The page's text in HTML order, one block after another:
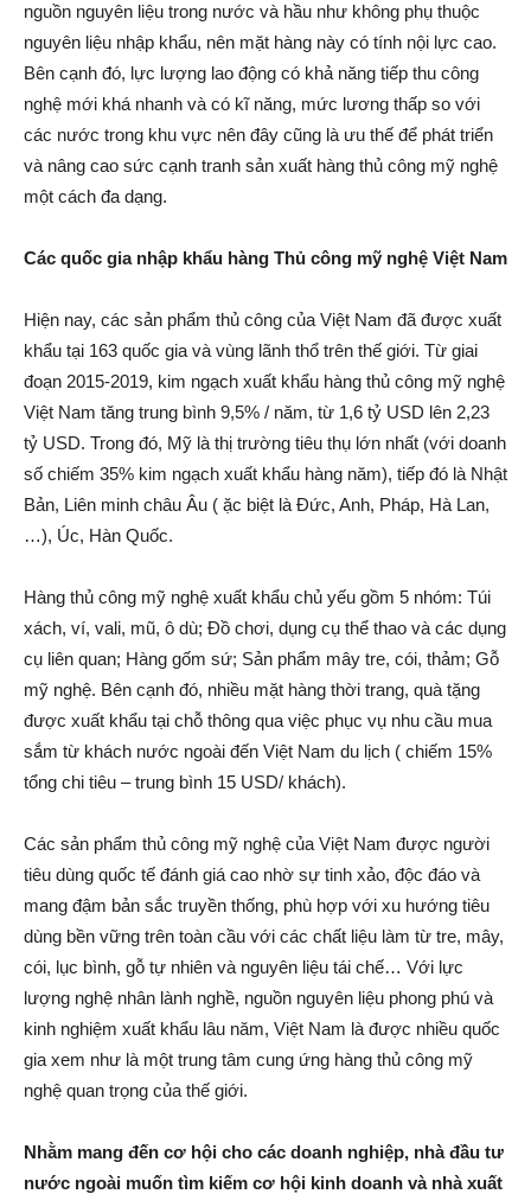
nguồn nguyên liệu trong nước và hầu như không phụ thuộc
nguyên liệu nhập khẩu, nên mặt hàng này có tính nội lực cao.
Bên cạnh đó, lực lượng lao động có khả năng tiếp thu công
nghệ mới khá nhanh và có kĩ năng, mức lương thấp so với
các nước trong khu vực nên đây cũng là ưu thế để phát triển
và nâng cao sức cạnh tranh sản xuất hàng thủ công mỹ nghệ
một cách đa dạng.
Các quốc gia nhập khẩu hàng Thủ công mỹ nghệ Việt Nam
Hiện nay, các sản phẩm thủ công của Việt Nam đã được xuất
khẩu tại 163 quốc gia và vùng lãnh thổ trên thế giới. Từ giai
đoạn 2015-2019, kim ngạch xuất khẩu hàng thủ công mỹ nghệ
Việt Nam tăng trung bình 9,5% / năm, từ 1,6 tỷ USD lên 2,23
tỷ USD. Trong đó, Mỹ là thị trường tiêu thụ lớn nhất (với doanh
số chiếm 35% kim ngạch xuất khẩu hàng năm), tiếp đó là Nhật
Bản, Liên minh châu Âu ( ặc biệt là Đức, Anh, Pháp, Hà Lan,
…), Úc, Hàn Quốc.
Hàng thủ công mỹ nghệ xuất khẩu chủ yếu gồm 5 nhóm: Túi
xách, ví, vali, mũ, ô dù; Đồ chơi, dụng cụ thể thao và các dụng
cụ liên quan; Hàng gốm sứ; Sản phẩm mây tre, cói, thảm; Gỗ
mỹ nghệ. Bên cạnh đó, nhiều mặt hàng thời trang, quà tặng
được xuất khẩu tại chỗ thông qua việc phục vụ nhu cầu mua
sắm từ khách nước ngoài đến Việt Nam du lịch ( chiếm 15%
tổng chi tiêu – trung bình 15 USD/ khách).
Các sản phẩm thủ công mỹ nghệ của Việt Nam được người
tiêu dùng quốc tế đánh giá cao nhờ sự tinh xảo, độc đáo và
mang đậm bản sắc truyền thống, phù hợp với xu hướng tiêu
dùng bền vững trên toàn cầu với các chất liệu làm từ tre, mây,
cói, lục bình, gỗ tự nhiên và nguyên liệu tái chế… Với lực
lượng nghệ nhân lành nghề, nguồn nguyên liệu phong phú và
kinh nghiệm xuất khẩu lâu năm, Việt Nam là được nhiều quốc
gia xem như là một trung tâm cung ứng hàng thủ công mỹ
nghệ quan trọng của thế giới.
Nhằm mang đến cơ hội cho các doanh nghiệp, nhà đầu tư
nước ngoài muốn tìm kiếm cơ hội kinh doanh và nhà xuất